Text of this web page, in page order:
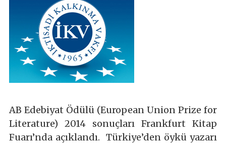
AB Edebiyat Ödülü (European Union Prize for
Literature) 2014 sonuçları Frankfurt Kitap
Fuarı’nda açıklandı. Türkiye’den öykü yazarı